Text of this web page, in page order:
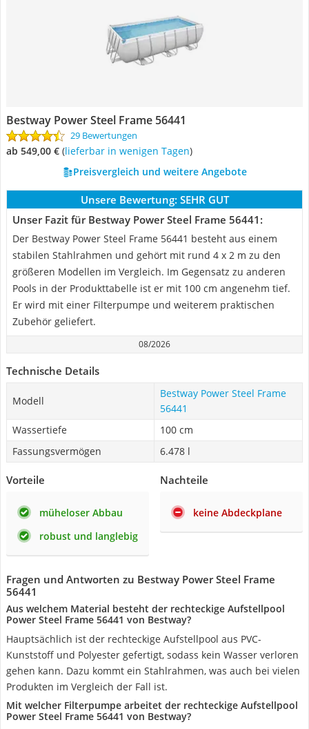
Bestway Power Steel Frame 56441
29 Bewertungen
ab 549,00 € ( Lieferbar in wenigen Tagen)
Preisvergleich und weitere Angebote
Unsere Bewertung: SEHR GUT
Unser Fazit für Bestway Power Steel Frame 56441:
Der Bestway Power Steel Frame 56441 besteht aus einem
stabilen Stahlrahmen und gehört mit rund 4 x 2 m zu den
größeren Modellen im Vergleich. Im Gegensatz zu anderen
Pools in der Produkttabelle ist er mit 100 cm angenehm tief.
Er wird mit einer Filterpumpe und weiterem praktischen
Zubehör geliefert.
08/2026
Technische Details
Modell
Bestway Power Steel Frame
56441
Wassertiefe
100 cm
Fassungsvermögen
6.478 l
Vorteile
müheloser Abbau
robust und langlebig
Nachteile
keine Abdeckplane
Fragen und Antworten zu Bestway Power Steel Frame
56441
Aus welchem Material besteht der rechteckige Aufstellpool
Power Steel Frame ‎56441 von Bestway?
Hauptsächlich ist der rechteckige Aufstellpool aus PVC-
Kunststoff und Polyester gefertigt, sodass kein Wasser verloren
gehen kann. Dazu kommt ein Stahlrahmen, was auch bei vielen
Produkten im Vergleich der Fall ist.
Mit welcher Filterpumpe arbeitet der rechteckige Aufstellpool
Power Steel Frame ‎56441 von Bestway?